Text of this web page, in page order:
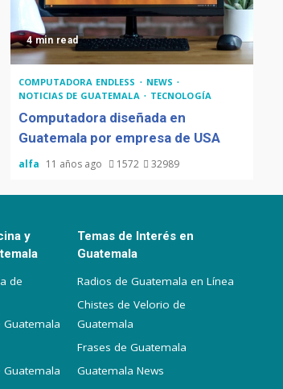
4 min read
COMPUTADORA ENDLESS
NEWS
NOTICIAS DE GUATEMALA
TECNOLOGÍA
Computadora diseñada en
Guatemala por empresa de USA
alfa 11 años ago 1572 32989
y
de
Guatemala
Guatemala
Temas de Interés en
Guatemala
Radios de Guatemala en Línea
Chistes de Velorio de
Guatemala
Frases de Guatemala
Guatemala News